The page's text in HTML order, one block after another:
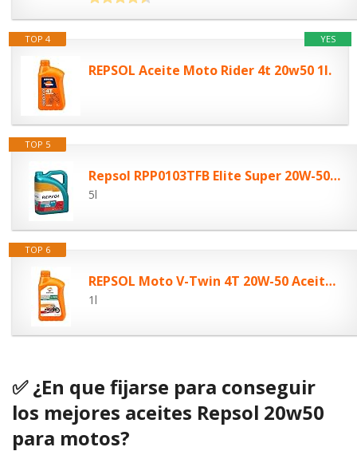
YES
TOP 4
REPSOL Aceite Moto Rider 4t 20w50 1l.
TOP 5
Repsol RPP0103TFB Elite Super 20W-50 Aceite de Motor para Coche, 5 L
5l
TOP 6
REPSOL Moto V-Twin 4T 20W-50 Aceite De Motor Para Moto, 1L
1l
✅ ¿En que fijarse para conseguir
los mejores aceites Repsol 20w50
para motos?